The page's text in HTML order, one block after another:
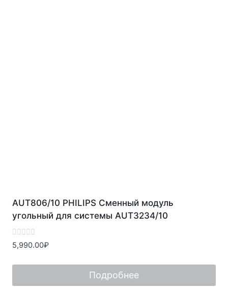
AUT806/10 PHILIPS Сменный модуль
угольный для системы AUT3234/10
Оценка
0
5
5,990.00₽
Подробнее